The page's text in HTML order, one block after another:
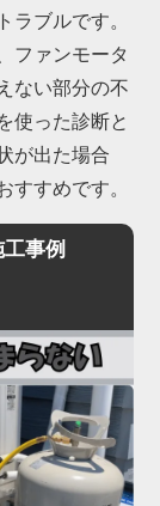
ラブルです。
ファンモータ
ない部分の不
使った診断と
が出た場合
すすめです。
事例